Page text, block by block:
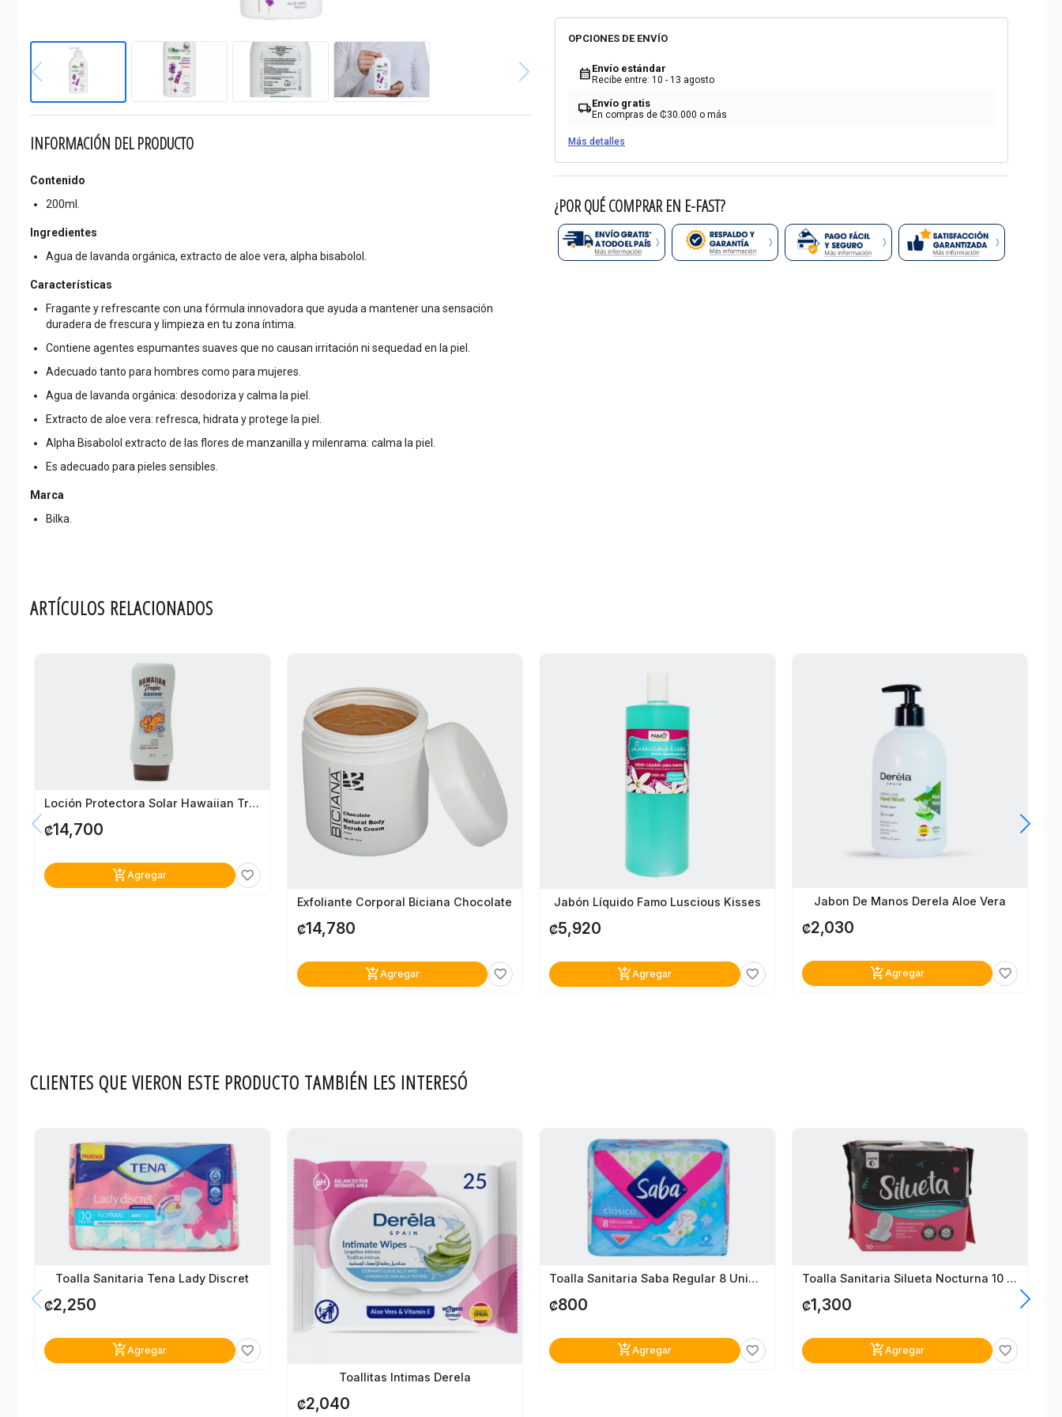
INFORMACIÓN DEL PRODUCTO
Contenido
200ml.
Ingredientes
Agua de lavanda orgánica, extracto de aloe vera, alpha bisabolol.
Características
Fragante y refrescante con una fórmula innovadora que ayuda a mantener una sensación
duradera de frescura y limpieza en tu zona íntima.
Contiene agentes espumantes suaves que no causan irritación ni sequedad en la piel.
Adecuado tanto para hombres como para mujeres.
Agua de lavanda orgánica: desodoriza y calma la piel.
Extracto de aloe vera: refresca, hidrata y protege la piel.
Alpha Bisabolol extracto de las flores de manzanilla y milenrama: calma la piel.
Es adecuado para pieles sensibles.
Marca
Bilka.
OPCIONES DE ENVÍO
calendar_month Envío estándar
Recibe entre: 10 - 13 agosto
local_shippingEnvío gratis
En compras de ₡30.000 o más
Más detalles
¿POR QUÉ COMPRAR EN E-FAST?
ARTÍCULOS RELACIONADOS
Loción Protectora Solar Hawaiian Tropic Spf 50+ 240Ml
₡14,700
add_shopping_cartAgregar favorite_border
Exfoliante Corporal Biciana Chocolate
₡14,780
add_shopping_cartAgregar favorite_border
Jabón Líquido Famo Luscious Kisses
₡5,920
add_shopping_cartAgregar favorite_border
Jabon De Manos Derela Aloe Vera
₡2,030
add_shopping_cartAgregar favorite_border
CLIENTES QUE VIERON ESTE PRODUCTO TAMBIÉN LES INTERESÓ
Toalla Sanitaria Tena Lady Discret
₡2,250
add_shopping_cartAgregar favorite_border
Toallitas Intimas Derela
₡2,040
Toalla Sanitaria Saba Regular 8 Unidades
₡800
add_shopping_cartAgregar favorite_border
Toalla Sanitaria Silueta Nocturna 10 Unidades
₡1,300
add_shopping_cartAgregar favorite_border